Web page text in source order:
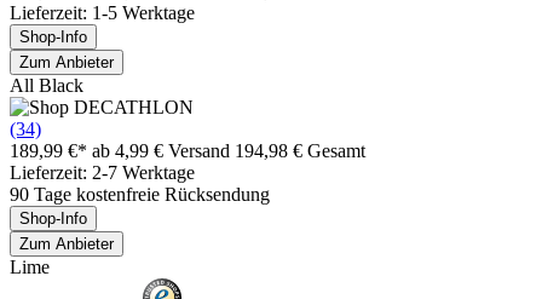
Lieferzeit: 1-5 Werktage
Shop-Info
Zum Anbieter
All Black
(34)
189,99 €* ab 4,99 € Versand 194,98 € Gesamt
Lieferzeit: 2-7 Werktage
90 Tage kostenfreie Rücksendung
Shop-Info
Zum Anbieter
Lime